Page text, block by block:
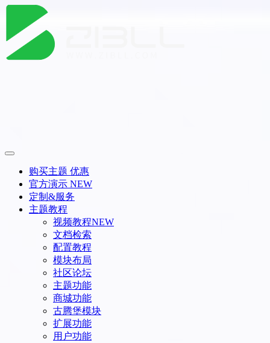
购买主题 优惠
官方演示 NEW
定制&服务
主题教程
视频教程NEW
文档检索
配置教程
模块布局
社区论坛
主题功能
商城功能
古腾堡模块
扩展功能
用户功能